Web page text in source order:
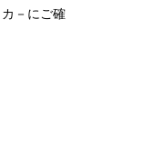
－にご確